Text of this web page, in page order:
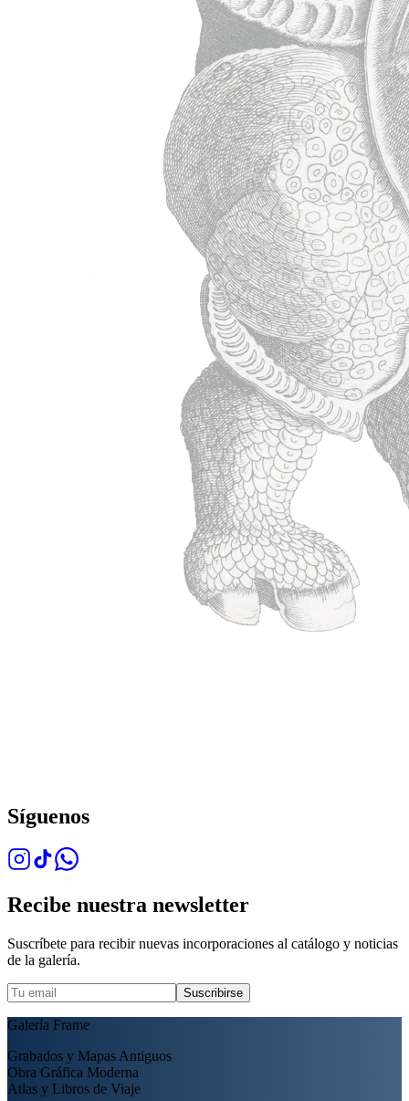
Síguenos
Recibe nuestra newsletter
Suscríbete para recibir nuevas incorporaciones al catálogo y noticias
de la galería.
Suscribirse
Galería Frame
Grabados y Mapas Antiguos
Obra Gráfica Moderna
Atlas y Libros de Viaje